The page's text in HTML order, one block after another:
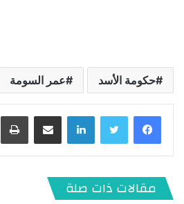
حكومة الأسد عمر السومة
لينكدإن
مقالات ذات صلة